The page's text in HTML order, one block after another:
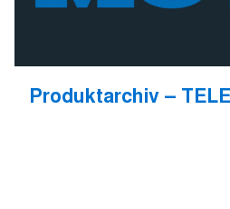
Produktarchiv –